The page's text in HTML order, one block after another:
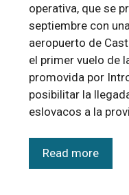
operativa, que se
septiembre con
aeropuerto de
el primer vuelo de
promovida por
posibilitar la
eslovacos a la
Read more